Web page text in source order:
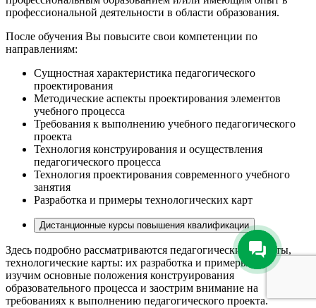
профессиональной деятельности в области образования.
После обучения Вы повысите свои компетенции по
направлениям:
Сущностная характеристика педагогического
проектирования
Методические аспекты проектирования элементов
учебного процесса
Требования к выполнению учебного педагогического
проекта
Технология конструирования и осуществления
педагогического процесса
Технология проектирования современного учебного
занятия
Разработка и примеры технологических карт
Дистанционные курсы повышения квалификации
Здесь подробно рассматриваются педагогические аспекты,
технологические карты: их разработка и примеры. Также мы
изучим основные положения конструирования
образовательного процесса и заострим внимание на
требованиях к выполнению педагогического проекта.